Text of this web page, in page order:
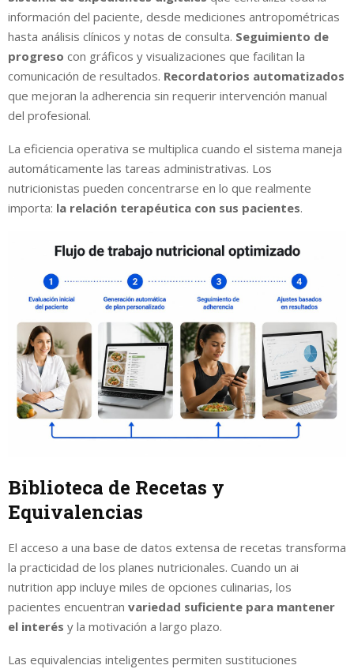
información del paciente, desde mediciones antropométricas
hasta análisis clínicos y notas de consulta. Seguimiento de
progreso con gráficos y visualizaciones que facilitan la
comunicación de resultados. Recordatorios automatizados
que mejoran la adherencia sin requerir intervención manual
del profesional.
La eficiencia operativa se multiplica cuando el sistema maneja
automáticamente las tareas administrativas. Los
nutricionistas pueden concentrarse en lo que realmente
importa: la relación terapéutica con sus pacientes.
Biblioteca de Recetas y
Equivalencias
El acceso a una base de datos extensa de recetas transforma
la practicidad de los planes nutricionales. Cuando un ai
nutrition app incluye miles de opciones culinarias, los
pacientes encuentran variedad suficiente para mantener
el interés y la motivación a largo plazo.
Las equivalencias inteligentes permiten sustituciones